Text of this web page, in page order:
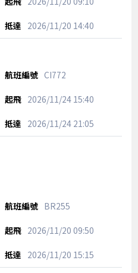
2026/11/20 14:40
CI772
2026/11/2415:40
2026/11/2421:05
BR255
2026/11/20 09:50
2026/11/20 15:15